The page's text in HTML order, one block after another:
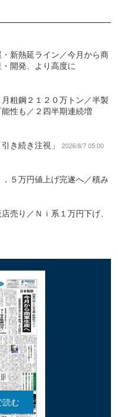
新熱延ライン／今月から商
開発、より高度に
粗鋼２１２０万トン／半製
性も／２四半期連続増
き続き注視」
2026/8/7 05:00
５万円値上げ完遂へ／積み
売り／Ｎｉ系１万円下げ、